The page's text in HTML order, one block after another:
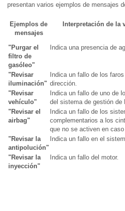
presentan varios ejemplos de mensajes
Ejemplos de
mensajes
Interpretación de la
"Purgar el
filtro de
gasóleo"
Indica una presencia de
"Revisar
iluminación"
Indica un fallo de los
dirección.
"Revisar
vehículo"
Indica un fallo de uno de
del sistema de gestión de
"Revisar el
airbag"
Indica un fallo de los
complementarios a los
que no se activen en
"Revisar la
antipolución"
Indica un fallo en el
"Revisar la
inyección"
Indica un fallo del motor.